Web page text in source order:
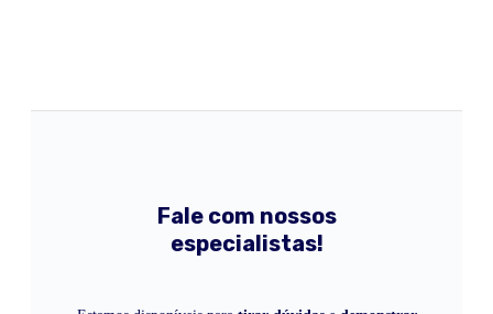
Fale com nossos
especialistas!